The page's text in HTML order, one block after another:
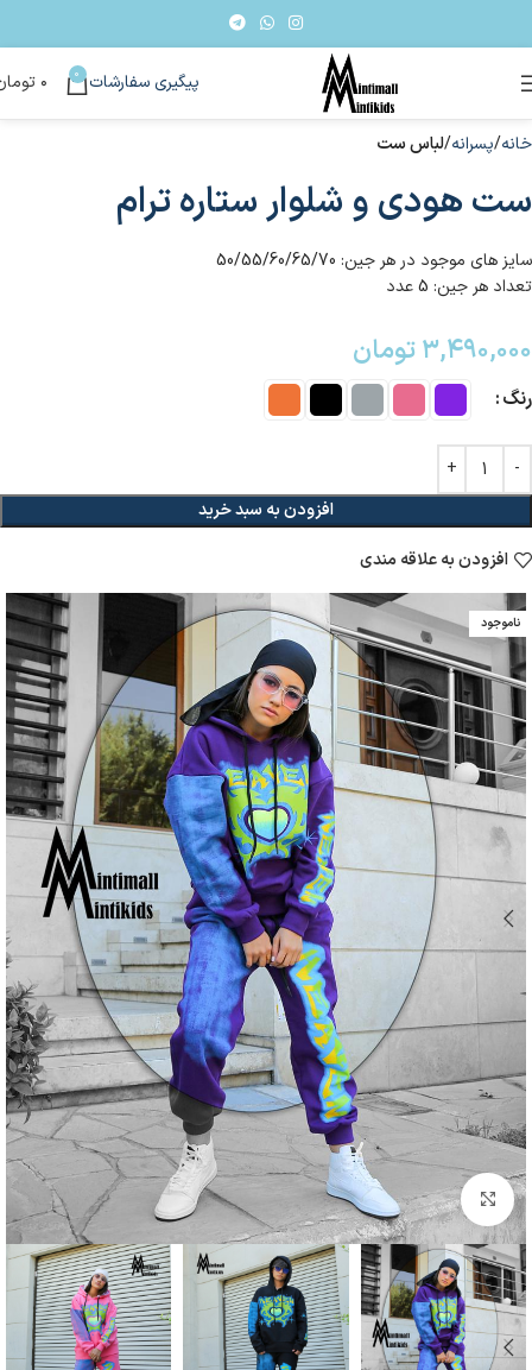
پیگیری سفارشات 0 ۰
خانه پسرانه لباس ست
ست هودی و شلوار ستاره ترام
سایز های موجود در هر جین: 50/55/60/65/70
تعداد هر جین: 5 عدد
۳,۴۹۰,۰۰۰تومان
رنگ
افزودن به سبد خرید
افزودن به علاقه مندی
ناموجود
بزرگنمایی تصویر